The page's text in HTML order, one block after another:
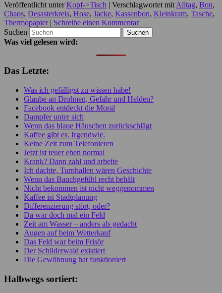
Veröffentlicht unter Kopf->Tisch Verschlagwortet mitAlltag, Bon,
Chaos, Desasterkreis, Hose, Jacke, Kassenbon, Kleinkram, Tasche,
Thermopapier
Schreibe einen Kommentar
Suchen
Was viel gelesen wird:
Das Letzte:
Was ich gefälligst zu wissen habe!
Glaube an Drohnen, Gefahr und Helden?
Facebook entdeckt die Moral
Dampfer unter sich
Wenn das blaue Häuschen zurückschlägt
Kaffee gibt es. Irgendwie.
Keine Zeit zum Telefonieren
Jetzt ist teuer eben normal
Krank? Dann zahl und arbeite
Ich dachte, Turnhallen wären Geschichte
Wenn das Bauchgefühl recht behält
Nicht bekommen ist nicht weggenommen
Kaffee ist Stadtplanung
Differenzierung stört, oder?
Da war doch mal ein Feld
Zeit am Wasser – anders als gedacht
Augen auf beim Wetterkauf
Das Feld war beim Frisör
Der Schilderwald existiert
Die Gewöhnung hat funktioniert
Halbwegs sortiert: